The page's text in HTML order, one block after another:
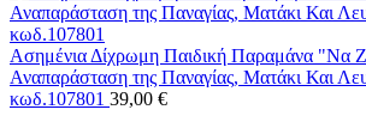
Ασημένια Δίχρωμη Παιδική Παραμάνα "Να
Αναπαράσταση της Παναγίας, Ματάκι Και
κωδ.107801 39,00 €